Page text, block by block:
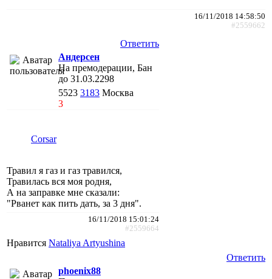
16/11/2018 14:58:50
#2559662
Ответить
Андерсен
На премодерации, Бан
до 31.03.2298
5523 3183 Москва
3
Corsar
Травил я газ и газ травился,
Травилась вся моя родня,
А на заправке мне сказали:
"Рванет как пить дать, за 3 дня".
16/11/2018 15:01:24
#2559664
Нравится Nataliya Artyushina
Ответить
phoenix88